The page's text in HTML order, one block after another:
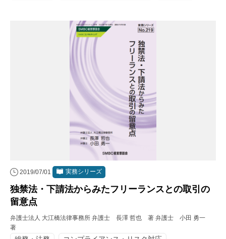
2019/07/01 実務シリーズ
独禁法・下請法からみたフリーランスとの取引の
留意点
弁護士法人 大江橋法律事務所 弁護士 長澤 哲也 著 弁護士 小田 勇一
著